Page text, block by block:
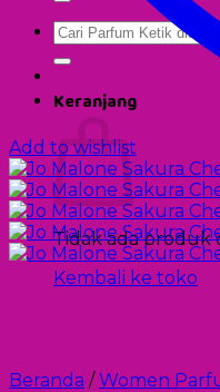
Pencarian
untuk:
Keranjang
Tidak ada produk
Kembali ke toko
Add to wishlist
Beranda / Women